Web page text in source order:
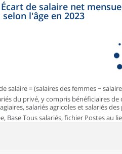
Écart de salaire net
l'âge en 2023
salaire = (salaires des femmes −
du privé, y compris bénéficiaires
salariés agricoles et salariés
Base Tous salariés, fichier Postes au